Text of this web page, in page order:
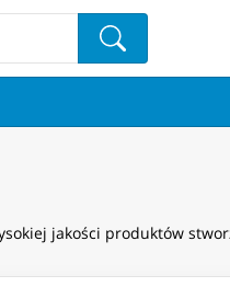
jakości produktów